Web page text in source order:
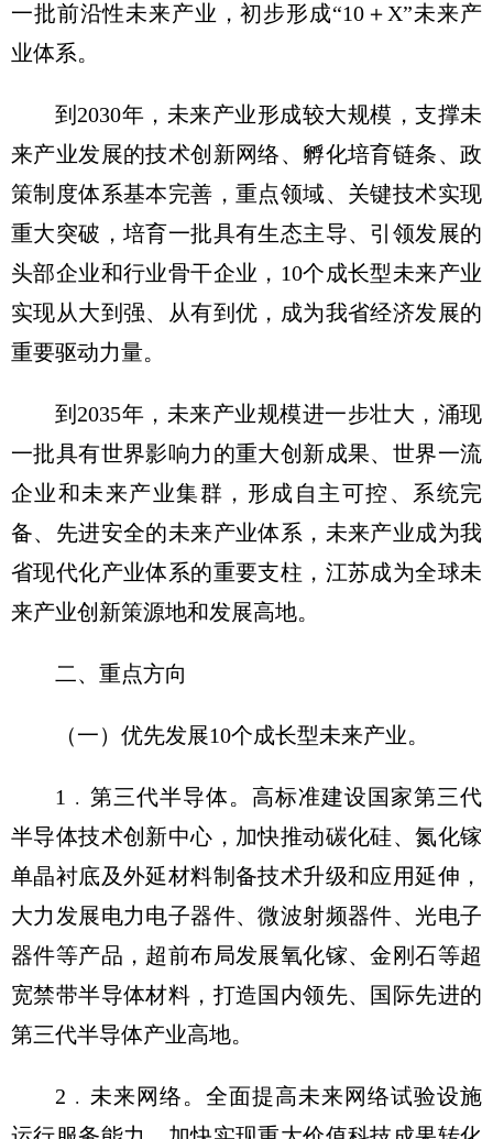
一批前沿性未来产业，初步形成“10＋X”未来产
业体系。
到2030年，未来产业形成较大规模，支撑未
来产业发展的技术创新网络、孵化培育链条、政
策制度体系基本完善，重点领域、关键技术实现
重大突破，培育一批具有生态主导、引领发展的
头部企业和行业骨干企业，10个成长型未来产业
实现从大到强、从有到优，成为我省经济发展的
重要驱动力量。
到2035年，未来产业规模进一步壮大，涌现
一批具有世界影响力的重大创新成果、世界一流
企业和未来产业集群，形成自主可控、系统完
备、先进安全的未来产业体系，未来产业成为我
省现代化产业体系的重要支柱，江苏成为全球未
来产业创新策源地和发展高地。
二、重点方向
（一）优先发展10个成长型未来产业。
1﹒第三代半导体。高标准建设国家第三代
半导体技术创新中心，加快推动碳化硅、氮化镓
单晶衬底及外延材料制备技术升级和应用延伸，
大力发展电力电子器件、微波射频器件、光电子
器件等产品，超前布局发展氧化镓、金刚石等超
宽禁带半导体材料，打造国内领先、国际先进的
第三代半导体产业高地。
2﹒未来网络。全面提高未来网络试验设施